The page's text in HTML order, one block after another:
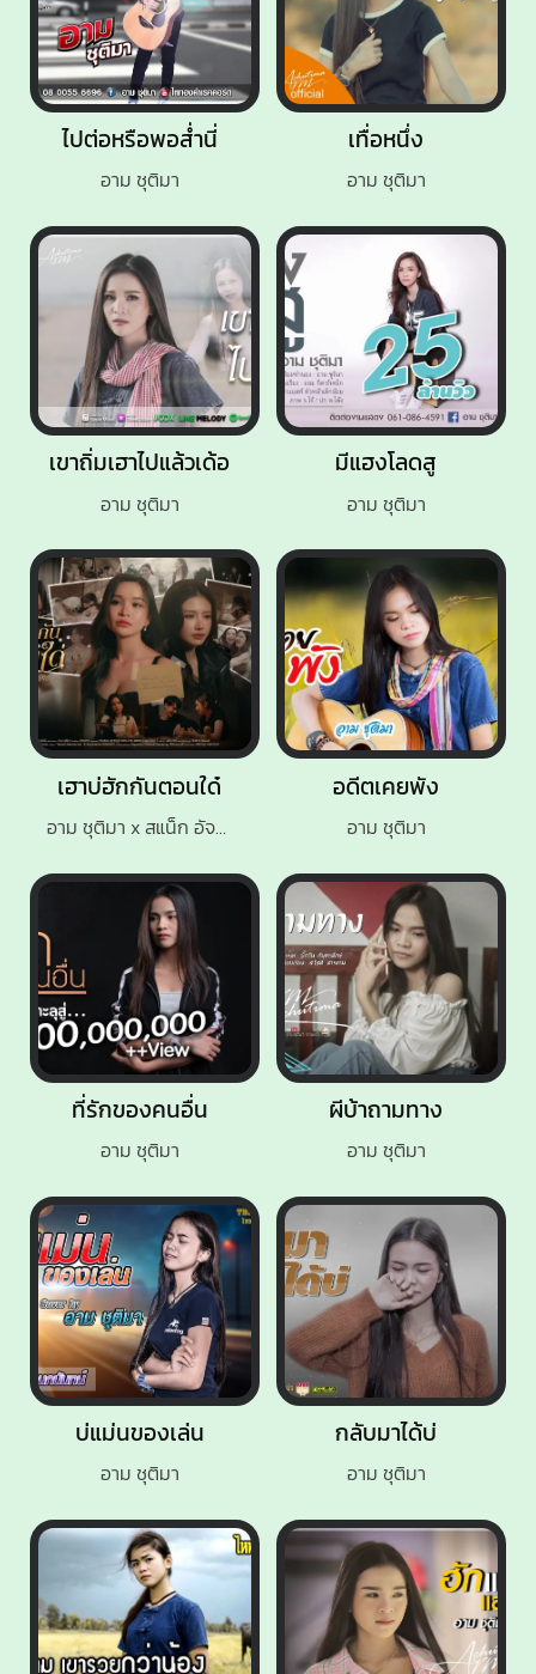
ไปต่อหรือพอส่ำนี่
อาม ชุติมา
มีแฮงโลดสู
อาม ชุติมา
เทื่อหนึ่ง
อาม ชุติมา
อดีตเคยพัง
อาม ชุติมา
ที่รักของคนอื่น
อาม ชุติมา
กลับมาได้บ่
อาม ชุติมา
ผีบ้าถามทาง
อาม ชุติมา
เขาถิ่มเฮาไปแล้วเด้อ
อาม ชุติมา
เฮาบ่ฮักกันตอนใด๋
อาม ชุติมา x สแน็ก อัจฉรีย์
บ่แม่นของเล่น
อาม ชุติมา